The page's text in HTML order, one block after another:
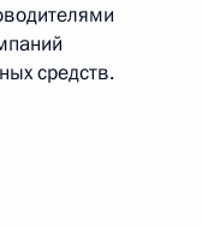
средств.